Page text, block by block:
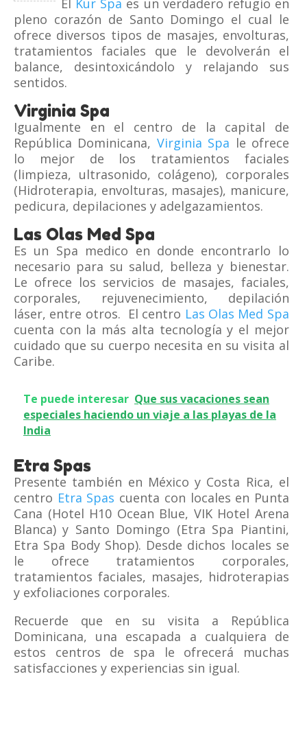
El Kur Spa es un verdadero refugio en
pleno corazón de Santo Domingo el cual le
ofrece diversos tipos de masajes, envolturas,
tratamientos faciales que le devolverán el
balance, desintoxicándolo y relajando sus
sentidos.
Virginia Spa
Igualmente en el centro de la capital de
República Dominicana, Virginia Spa le ofrece
lo mejor de los tratamientos faciales
(limpieza, ultrasonido, colágeno), corporales
(Hidroterapia, envolturas, masajes), manicure,
pedicura, depilaciones y adelgazamientos.
Las Olas Med Spa
Es un Spa medico en donde encontrarlo lo
necesario para su salud, belleza y bienestar.
Le ofrece los servicios de masajes, faciales,
corporales, rejuvenecimiento, depilación
láser, entre otros. El centro Las Olas Med Spa
cuenta con la más alta tecnología y el mejor
cuidado que su cuerpo necesita en su visita al
Caribe.
Te puede interesar Que sus vacaciones sean
especiales haciendo un viaje a las playas de la
India
Etra Spas
Presente también en México y Costa Rica, el
centro Etra Spas cuenta con locales en Punta
Cana (Hotel H10 Ocean Blue, VIK Hotel Arena
Blanca) y Santo Domingo (Etra Spa Piantini,
Etra Spa Body Shop). Desde dichos locales se
le ofrece tratamientos corporales,
tratamientos faciales, masajes, hidroterapias
y exfoliaciones corporales.
Recuerde que en su visita a República
Dominicana, una escapada a cualquiera de
estos centros de spa le ofrecerá muchas
satisfacciones y experiencias sin igual.